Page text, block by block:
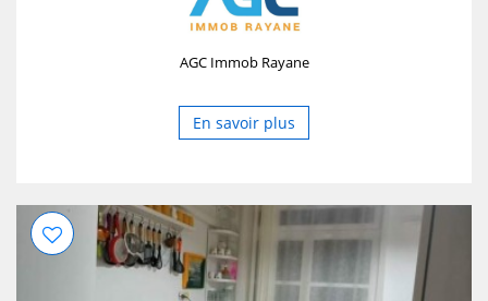
AGC Immob Rayane
En savoir plus